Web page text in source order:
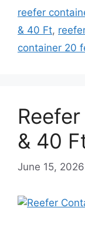
reefer
& 40 Ft,
container 20
& 40
June 15, 2026